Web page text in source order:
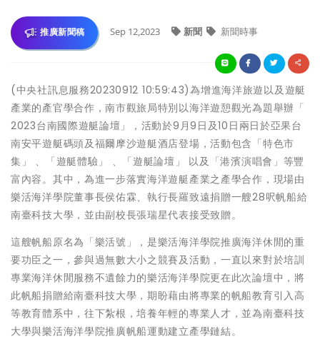
推廣新聞稿 Sep 12,2023 新聞 新聞時事
(中央社訊息服務20230912 10:59:43)為增進海洋旅遊以及遊艇
產業的產官學合作，南市觀旅局特別以海洋遊憩觀光為題舉辦「
2023台南國際遊艇論壇」，活動於9月9日及10日兩日於亞果台
南安平遊艇碼頭及福爾摩沙遊艇酒店登場，活動包含「特色市
集」 、「遊艇體驗」 、「遊艇論壇」 以及「港濱演唱會」等豐
富內容。其中，為進一步落實海洋遊艇產業之產學合作，現場由
樂活海洋學院董事長侯佑霖、執行長羅致遠捐贈一艘28呎帆船給
南臺科技大學，並由副校長張瑞星代表接受致贈。
這艘帆船原名為「樂活號」，是樂活海洋學院推廣海洋休閒的重
要功臣之一，參與過無數大小之競賽及活動，一直以來對於培訓
專業海洋休閒服務不遺餘力的樂活海洋學院更在此次論壇中，將
此帆船捐贈給南臺科技大學，期盼藉由將專業的帆船教育引入高
等教育體系中，往下紮根，培養年輕的專業人才，並為南臺科技
大學與樂活海洋學院推廣帆船運動建立產學鏈結。